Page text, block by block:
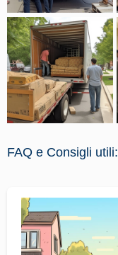
FAQ e Consigli utili: